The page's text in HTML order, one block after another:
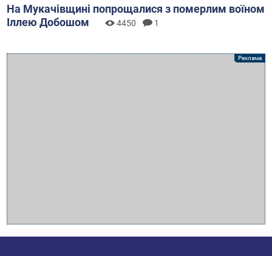
На Мукачівщині попрощалися з померлим воїном
Іллею Добошом
4450 1